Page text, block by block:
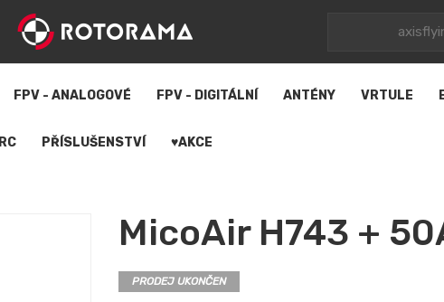
FPV - ANALOGOVÉ FPV - DIGITÁLNÍ ANTÉNY VRTULE
RC PŘÍSLUŠENSTVÍ ♥AKCE
MicoAir H743 +
PRODEJ UKONČEN